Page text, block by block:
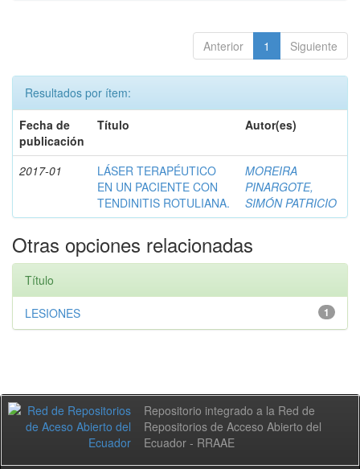
Anterior 1 Siguiente
Resultados por ítem:
Fecha de
publicación
Título Autor(es)
2017-01
LÁSER TERAPÉUTICO
EN UN PACIENTE CON
TENDINITIS ROTULIANA.
MOREIRA
PINARGOTE,
SIMÓN PATRICIO
Otras opciones relacionadas
Título
1
LESIONES
Repositorio integrado a la Red de
Repositorios de Acceso Abierto del
Ecuador - RRAAE